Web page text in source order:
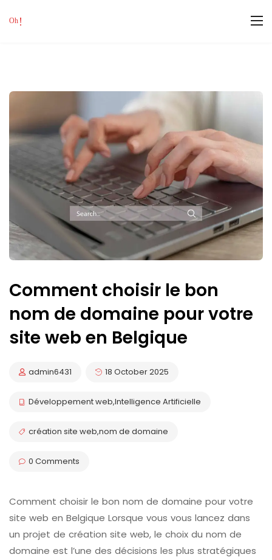
Comment choisir le bon
nom de domaine pour votre
site web en Belgique
admin6431 18 October 2025
Développement web,Intelligence Artificielle
création site web,nom de domaine
0 Comments
Comment choisir le bon nom de domaine pour votre
site web en Belgique Lorsque vous vous lancez dans
un projet de création site web, le choix du nom de
domaine est l’une des décisions les plus stratégiques